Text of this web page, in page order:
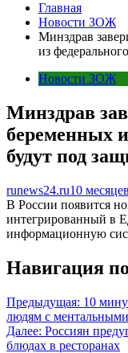
Главная
Новости ЗОЖ
Минздрав
из
Новости ЗОЖ
Минздрав
беременных
будут под
runews24.ru10
В России появится
интегрированный в
информационную
Навигация
Предыдущая: 10
людям с
Далее: Россиян
блюдах в ресторанах